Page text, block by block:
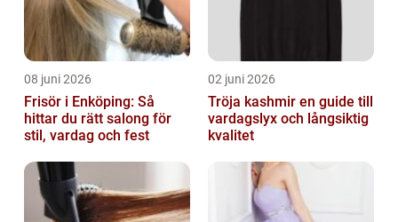
08 juni 2026
Frisör i Enköping: Så
hittar du rätt salong för
stil, vardag och fest
02 juni 2026
Tröja kashmir en guide till
vardagslyx och långsiktig
kvalitet